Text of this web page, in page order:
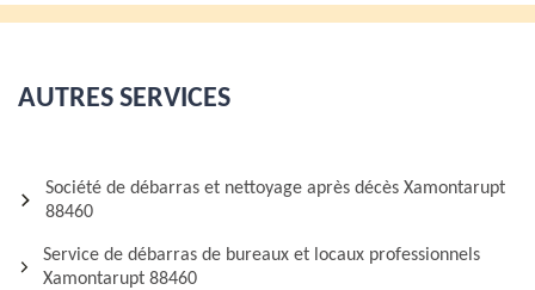
AUTRES SERVICES
Société de débarras et nettoyage après décès Xamontarupt
88460
Service de débarras de bureaux et locaux professionnels
Xamontarupt 88460